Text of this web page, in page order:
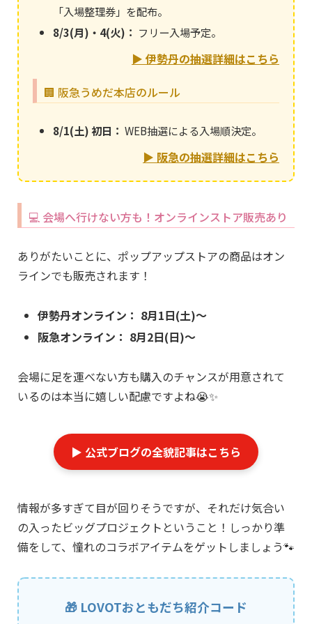
「入場整理券」を配布。
8/3(月)・4(火)： フリー入場予定。
▶︎ 伊勢丹の抽選詳細はこちら
🏢 阪急うめだ本店のルール
8/1(土) 初日： WEB抽選による入場順決定。
▶︎ 阪急の抽選詳細はこちら
💻 会場へ行けない方も！オンラインストア販売あり
ありがたいことに、ポップアップストアの商品はオン
ラインでも販売されます！
伊勢丹オンライン： 8月1日(土)〜
阪急オンライン： 8月2日(日)〜
会場に足を運べない方も購入のチャンスが用意されて
いるのは本当に嬉しい配慮ですよね😭✨
▶︎ 公式ブログの全貌記事はこちら
情報が多すぎて目が回りそうですが、それだけ気合い
の入ったビッグプロジェクトということ！しっかり準
備をして、憧れのコラボアイテムをゲットしましょう🐾
🎁 LOVOTおともだち紹介コード